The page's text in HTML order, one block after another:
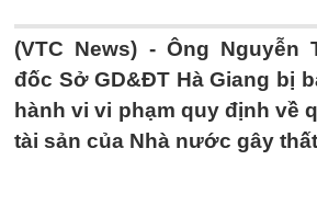
(VTC News) - Ông Nguyễn
đốc Sở GD&ĐT Hà Giang bị
hành vi vi phạm quy định về
tài sản của Nhà nước gây